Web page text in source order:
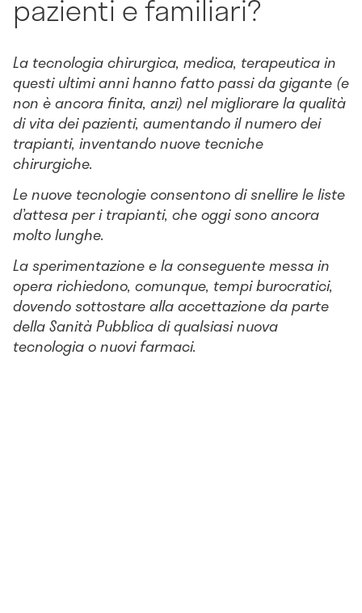
pazienti e familiari?
La tecnologia chirurgica, medica, terapeutica in
questi ultimi anni hanno fatto passi da gigante (e
non è ancora finita, anzi) nel migliorare la qualità
di vita dei pazienti, aumentando il numero dei
trapianti, inventando nuove tecniche
chirurgiche.
Le nuove tecnologie consentono di snellire le liste
d’attesa per i trapianti, che oggi sono ancora
molto lunghe.
La sperimentazione e la conseguente messa in
opera richiedono, comunque, tempi burocratici,
dovendo sottostare alla accettazione da parte
della Sanità Pubblica di qualsiasi nuova
tecnologia o nuovi farmaci.